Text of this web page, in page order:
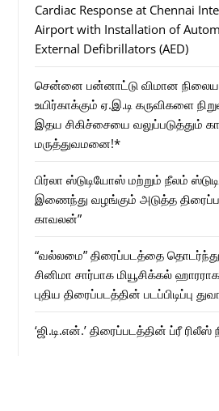
Cardiac Response at Chennai
Airport with Installation of
External Defibrillators (AED)
சென்னை பன்னாட்டு விமான
உயிர்காக்கும் ஏ.இ.டி கருவிகளை
இதய சிகிச்சையை வலுப்படுத்தும்
மருத்துவமனை!*
பிர்லா ஸ்டுடியோஸ் மற்றும் நீலம்
இணைந்து வழங்கும் அடுத்த
காவலன்”
“வல்லமை” திரைப்படத்தை
சினிமா சார்பாக மியூசிக்கல்
புதிய திரைப்படத்தின் படப்பிடிப்பு
‘ஜி.டி.என்.’ திரைப்படத்தின் ப்ரீ ரிலீஸ்